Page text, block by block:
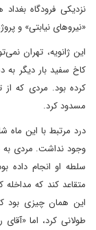
نزدیکی فرودگاه
«نیروهای نیابتی» و
این ژانویه، تهران
کاخ سفید بار دیگر به
کرده بود. مردی که
مسدود کرد.
درد مرتبط با این ماه
وجود نداشت. مردی به
سلطه او انجام داده
متقاعد کند که
این همان چیزی بود
طولانی کرد، اما